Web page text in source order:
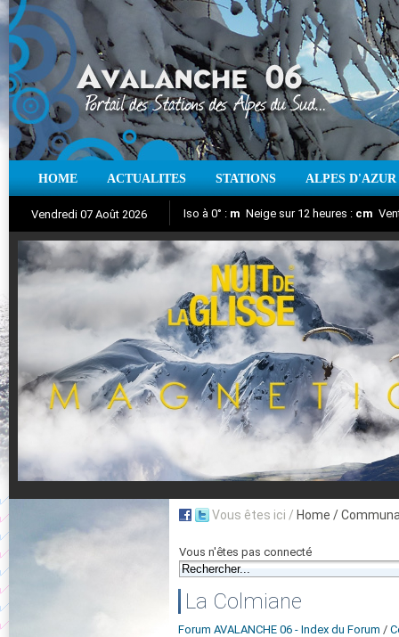
HOME ACTUALITES STATIONS ALPES D'AZUR
Vendredi 07 Août 2026
Aujourd'hui : T° Min : °C T° Max :°C
Iso à 0° : m Neige sur 12 heures : cm
Suivez en direct l'actualité des stations
Nuit de la Glisse 2018
Vous êtes ici / Home /
Vous n'êtes pas connecté
La Colmiane
Forum AVALANCHE 06 - Index du Forum /